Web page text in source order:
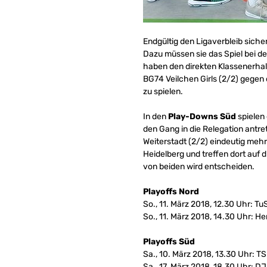
Endgültig den Ligaverbleib
Dazu müssen sie das Spiel bei
haben den direkten
BG74 Veilchen Girls (2/2)
zu spielen.
In den Play-Downs Süd spielen
den Gang in die Relegation
Weiterstadt (2/2) eindeutig
Heidelberg und treffen dort auf
von beiden wird entscheiden.
Playoffs Nord
So., 11. März 2018, 12.30 Uhr:
So., 11. März 2018, 14.30 Uhr:
Playoffs Süd
Sa., 10. März 2018, 13.30 Uhr: